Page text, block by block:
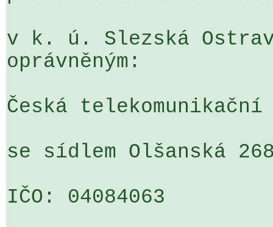
v k. ú. Slezská
oprávněným:
Česká
se sídlem Olšanská
IČO: 04084063